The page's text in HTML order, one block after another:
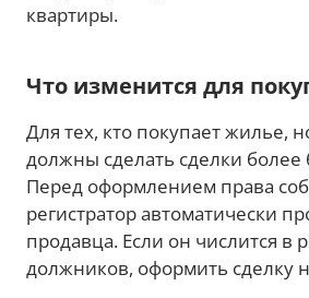
квартиры.
Что изменится для
Для тех, кто покупает жилье,
должны сделать сделки
Перед оформлением права
регистратор автоматически
продавца. Если он числится в
должников, оформить сделку